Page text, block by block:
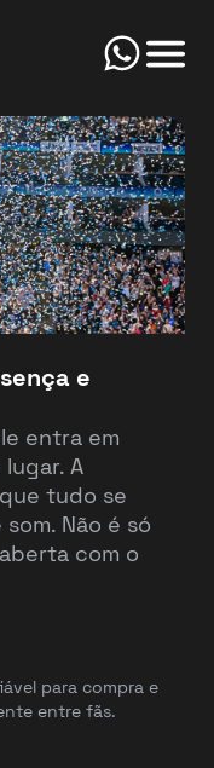
Click
e
entra em
A
tudo se
Não é só
com o
para compra e
entre fãs.
Como
vender ou
Comprar
Send